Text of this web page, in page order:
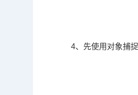
4、先使用对象捕